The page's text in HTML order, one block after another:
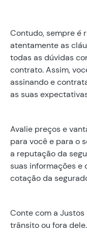
Contudo, sempre é
atentamente as
todas as dúvidas
contrato. Assim,
assinando e
as suas
Avalie preços e
para você e para o
a reputação da
suas informações e
cotação da
Conte com a
trânsito ou fora